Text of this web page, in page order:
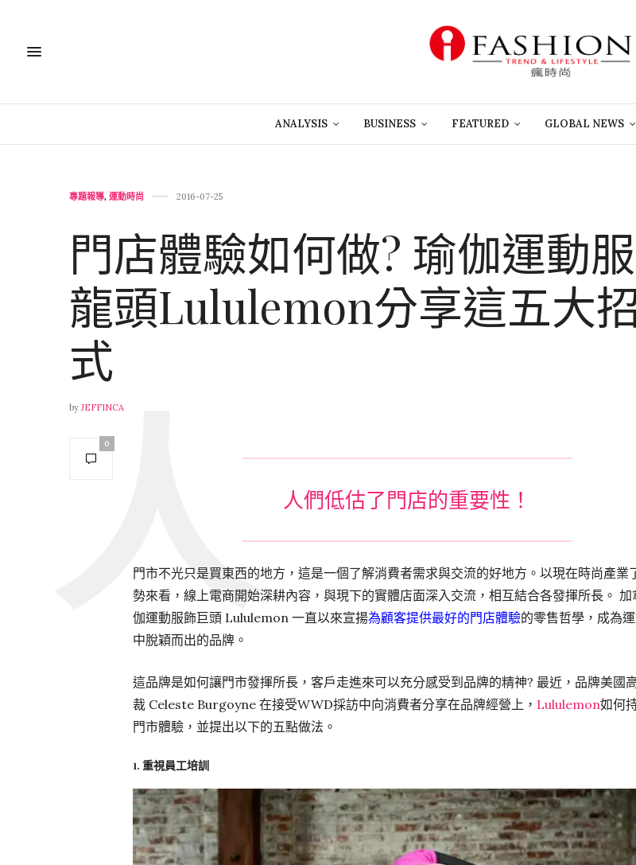
ANALYSIS BUSINESS FEATURED GLOBAL NEWS
專題報導, 運動時尚 2016-07-25
門店體驗如何做? 瑜伽運動
龍頭Lululemon分享這五大
式
by JEFFINCA
0
人們低估了門店的重要性！
門市不光只是買東西的地方，這是一個了解消費者需求與交流的好地方。以現在時尚產業
勢來看，線上電商開始深耕內容，與現下的實體店面深入交流，相互結合各發揮所長。 加
伽運動服飾巨頭 Lululemon 一直以來宣揚為顧客提供最好的門店體驗的零售哲學，成為
中脫穎而出的品牌。
這品牌是如何讓門市發揮所長，客戶走進來可以充分感受到品牌的精神? 最近，品牌美國
裁 Celeste Burgoyne 在接受WWD採訪中向消費者分享在品牌經營上， Lululemon如何
門市體驗，並提出以下的五點做法。
1. 重視員工培訓